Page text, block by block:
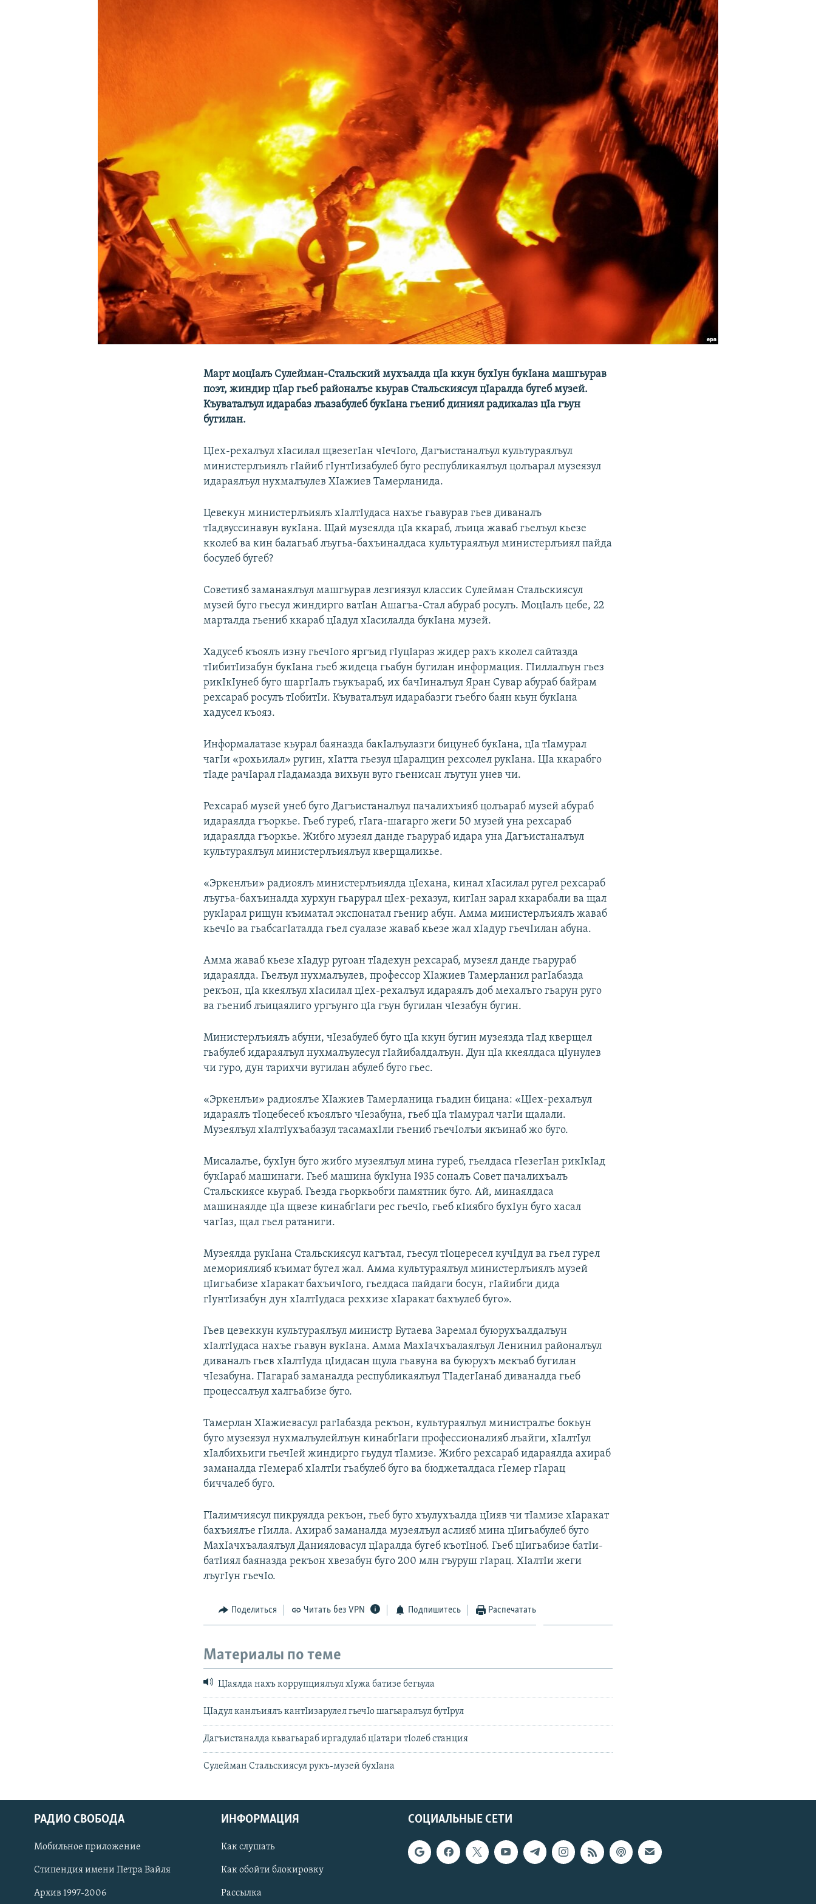
СОЦИАЛЬНЫЕ СЕТИ
Март моцIалъ Сулейман-Стальский мухъалда цIа ккун бухIун букIана машгьурав
поэт, жиндир цIар гьеб районалъе кьурав Стальскиясул цIаралда бугеб музей.
Къуваталъул идарабаз лъазабулеб букIана гьениб диниял радикалаз цIа гъун
бугилан.
ЦIех-рехалъул хIасилал щвезегIан чIечIого, Дагъистаналъул культураялъул
министерлъиялъ гIайиб гIунтIизабулеб буго республикаялъул цолъарал музеязул
идараялъул нухмалъулев ХIажиев Тамерланида.
Цевекун министерлъиялъ хIалтIудаса нахъе гьавурав гьев диваналъ
тIадвуссинавун вукIана. Щай музеялда цIа ккараб, лъица жаваб гьелъул кьезе
кколеб ва кин балагьаб лъугьа-бахъиналдаса культураялъул министерлъиял пайда
босулеб бугеб?
Советияб заманаялъул машгьурав лезгиязул классик Сулейман Стальскиясул
музей буго гьесул жиндирго ватIан Ашагъа-Стал абураб росулъ. МоцIалъ цебе, 22
марталда гьениб ккараб цIадул хIасилалда букIана музей.
Хадусеб къоялъ изну гьечIого яргъид гIуцIараз жидер рахъ кколел сайтазда
тIибитIизабун букIана гьеб жидеца гьабун бугилан информация. ГIиллалъун гьез
рикIкIунеб буго шаргIалъ гьукъараб, их бачIиналъул Яран Сувар абураб байрам
рехсараб росулъ тIобитIи. Къуваталъул идарабазги гьебго баян кьун букIана
хадусел къояз.
Информалатазе кьурал баяназда бакIалъулазги бицунеб букIана, цIа тIамурал
чагIи «рохьилал» ругин, хIатта гьезул цIаралцин рехсолел рукIана. ЦIа ккарабго
тIаде рачIарал гIадамазда вихьун вуго гьенисан лъутун унев чи.
Рехсараб музей унеб буго Дагъистаналъул пачалихъияб цолъараб музей абураб
идараялда гъоркье. Гьеб гуреб, гIага-шагарго жеги 50 музей уна рехсараб
идараялда гъоркье. Жибго музеял данде гьарураб идара уна Дагъистаналъул
культураялъул министерлъиялъул кверщаликье.
«Эркенлъи» радиоялъ министерлъиялда цIехана, кинал хIасилал ругел рехсараб
лъугьа-бахъиналда хурхун гьарурал цIех-рехазул, кигIан зарал ккарабали ва щал
рукIарал рищун къиматал экспонатал гьенир абун. Амма министерлъиялъ жаваб
кьечIо ва гьабсагIаталда гьел суалазе жаваб кьезе жал хIадур гьечIилан абуна.
Амма жаваб кьезе хIадур ругоан тIадехун рехсараб, музеял данде гьарураб
идараялда. Гьелъул нухмалъулев, профессор ХIажиев Тамерланил рагIабазда
рекъон, цIа ккеялъул хIасилал цIех-рехалъул идараялъ доб мехалъго гьарун руго
ва гьениб лъицаялиго ургъунго цIа гъун бугилан чIезабун бугин.
Министерлъиялъ абуни, чIезабулеб буго цIа ккун бугин музеязда тIад кверщел
гьабулеб идараялъул нухмалъулесул гIайибалдалъун. Дун цIа ккеялдаса цIунулев
чи гуро, дун тарихчи вугилан абулеб буго гьес.
«Эркенлъи» радиоялъе ХIажиев Тамерланица гьадин бицана: «ЦIех-рехалъул
идараялъ тIоцебесеб къоялъго чIезабуна, гьеб цIа тIамурал чагIи щалали.
Музеялъул хIалтIухъабазул тасамахIли гьениб гьечIолъи якъинаб жо буго.
Мисалалъе, бухIун буго жибго музеялъул мина гуреб, гьелдаса гIезегIан рикIкIад
букIараб машинаги. Гьеб машина букIуна I935 соналъ Совет пачалихъалъ
Стальскиясе кьураб. Гьезда гьоркьобги памятник буго. Ай, минаялдаса
машинаялде цIа щвезе кинабгIаги рес гьечIо, гьеб кIиябго бухIун буго хасал
чагIаз, щал гьел ратаниги.
Музеялда рукIана Стальскиясул кагътал, гьесул тIоцересел кучIдул ва гьел гурел
мемориялияб къимат бугел жал. Амма культураялъул министерлъиялъ музей
цIигьабизе хIаракат бахъичIого, гьелдаса пайдаги босун, гIайибги дида
гIунтIизабун дун хIалтIудаса реххизе хIаракат бахъулеб буго».
Гьев цевеккун культураялъул министр Бутаева Заремал буюрухъалдалъун
хIалтIудаса нахъе гьавун вукIана. Амма МахIачхъалаялъул Ленинил районалъул
диваналъ гьев хIалтIуда цIидасан щула гьавуна ва буюрухъ мекъаб бугилан
чIезабуна. ГIагараб заманалда республикаялъул ТIадегIанаб диваналда гьеб
процессалъул халгьабизе буго.
Тамерлан ХIажиевасул рагIабазда рекъон, культураялъул министралъе бокьун
буго музеязул нухмалъулейлъун кинабгIаги профессионалияб лъайги, хIалтIул
хIалбихьиги гьечIей жиндирго гьудул тIамизе. Жибго рехсараб идараялда ахираб
заманалда гIемераб хIалтIи гьабулеб буго ва бюджеталдаса гIемер гIарац
биччалеб буго.
ГIалимчиясул пикруялда рекъон, гьеб буго хъулухъалда цIияв чи тIамизе хIаракат
бахъиялъе гIилла. Ахираб заманалда музеялъул аслияб мина цIигьабулеб буго
МахIачхъалаялъул Данияловасул цIаралда бугеб къотIноб. Гьеб цIигьабизе батIи-
батIиял баяназда рекъон хвезабун буго 200 млн гъуруш гIарац. ХIалтIи жеги
лъугIун гьечIо.
Поделиться Читать без VPN Подпишитесь Распечатать
Материалы по теме
ЦIаялда нахъ коррупциялъул хIужа батизе бегьула
ЦIадул канлъиялъ кантIизарулел гьечIо шагьаралъул бутIрул
Дагъистаналда кьвагьараб иргадулаб цIатари тIолеб станция
Сулейман Стальскиясул рукъ-музей бухIана
СОЦИАЛЬНЫЕ СЕТИ
РАДИО СВОБОДА
Мобильное приложение
Стипендия имени Петра Вайля
Архив 1997-2006
ИНФОРМАЦИЯ
Как слушать
Как обойти блокировку
Рассылка